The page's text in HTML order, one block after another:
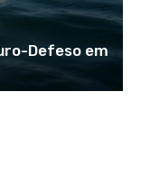
Defeso em